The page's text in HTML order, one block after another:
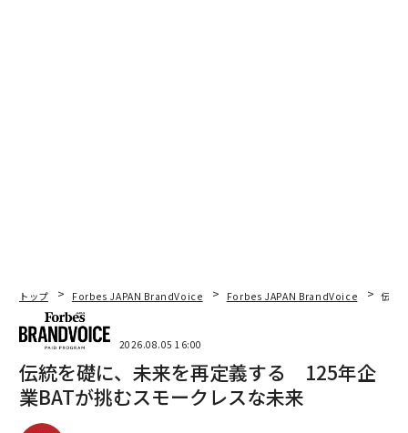
トップ Forbes JAPAN BrandVoice Forbes JAPAN BrandVoice 伝統
2026.08.05 16:00
伝統を礎に、未来を再定義する 125年企
業BATが挑むスモークレスな未来